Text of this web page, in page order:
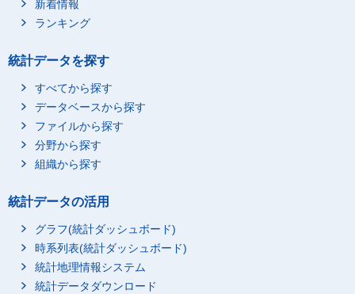
新着情報
ランキング
統計データを探す
すべてから探す
データベースから探す
ファイルから探す
分野から探す
組織から探す
統計データの活用
グラフ(統計ダッシュボード)
時系列表(統計ダッシュボード)
統計地理情報システム
統計データダウンロード